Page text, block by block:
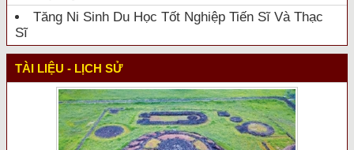
Tăng Ni Sinh Du Học Tốt Nghiệp Tiến Sĩ Và Thạc
Sĩ
TÀI LIỆU - LỊCH SỬ